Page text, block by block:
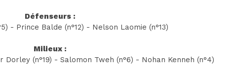
Défenseurs :
- Prince Balde (n°12) - Nelson Laomie (n°13)
Milieux :
Dorley (n°19) - Salomon Tweh (n°6) - Nohan Kenneh (n°4)